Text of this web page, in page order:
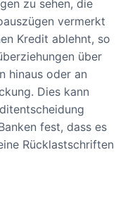
zu sehen, die
vermerkt
Kredit ablehnt, so
über
hinaus oder an
Dies kann
fest, dass es
Rücklastschriften